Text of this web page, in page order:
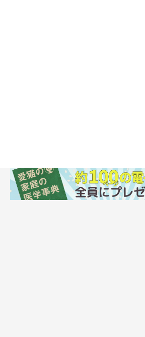
目尻よりやや耳寄りのあたりを2本指でぐ
なでます。指先でくすぐるようになでて